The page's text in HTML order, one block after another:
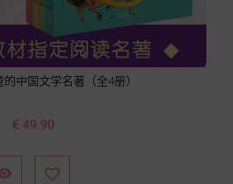
的中国文学名著（全4册）
价
€ 49.90
